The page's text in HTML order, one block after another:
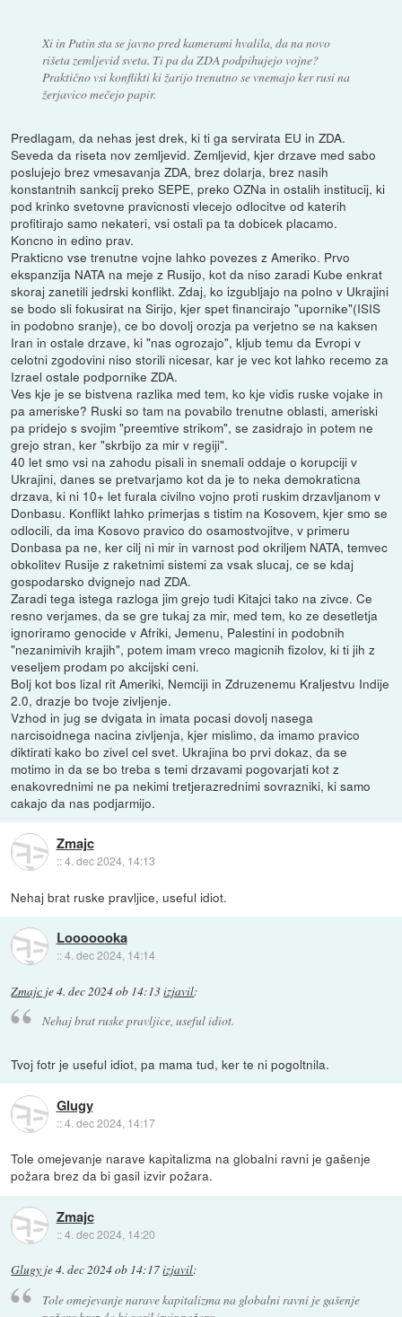
Xi in Putin sta se javno pred kamerami hvalila, da na novo
rišeta zemljevid sveta. Ti pa da ZDA podpihujejo vojne?
Praktično vsi konflikti ki žarijo trenutno se vnemajo ker rusi na
žerjavico mečejo papir.
Predlagam, da nehas jest drek, ki ti ga servirata EU in ZDA.
Seveda da riseta nov zemljevid. Zemljevid, kjer drzave med sabo
poslujejo brez vmesavanja ZDA, brez dolarja, brez nasih
konstantnih sankcij preko SEPE, preko OZNa in ostalih institucij, ki
pod krinko svetovne pravicnosti vlecejo odlocitve od katerih
profitirajo samo nekateri, vsi ostali pa ta dobicek placamo.
Koncno in edino prav.
Prakticno vse trenutne vojne lahko povezes z Ameriko. Prvo
ekspanzija NATA na meje z Rusijo, kot da niso zaradi Kube enkrat
skoraj zanetili jedrski konflikt. Zdaj, ko izgubljajo na polno v Ukrajini
se bodo sli fokusirat na Sirijo, kjer spet financirajo "upornike"(ISIS
in podobno sranje), ce bo dovolj orozja pa verjetno se na kaksen
Iran in ostale drzave, ki "nas ogrozajo", kljub temu da Evropi v
celotni zgodovini niso storili nicesar, kar je vec kot lahko recemo za
Izrael ostale podpornike ZDA.
Ves kje je se bistvena razlika med tem, ko kje vidis ruske vojake in
pa ameriske? Ruski so tam na povabilo trenutne oblasti, ameriski
pa pridejo s svojim "preemtive strikom", se zasidrajo in potem ne
grejo stran, ker "skrbijo za mir v regiji".
40 let smo vsi na zahodu pisali in snemali oddaje o korupciji v
Ukrajini, danes se pretvarjamo kot da je to neka demokraticna
drzava, ki ni 10+ let furala civilno vojno proti ruskim drzavljanom v
Donbasu. Konflikt lahko primerjas s tistim na Kosovem, kjer smo se
odlocili, da ima Kosovo pravico do osamostvojitve, v primeru
Donbasa pa ne, ker cilj ni mir in varnost pod okriljem NATA, temvec
obkolitev Rusije z raketnimi sistemi za vsak slucaj, ce se kdaj
gospodarsko dvignejo nad ZDA.
Zaradi tega istega razloga jim grejo tudi Kitajci tako na zivce. Ce
resno verjames, da se gre tukaj za mir, med tem, ko ze desetletja
ignoriramo genocide v Afriki, Jemenu, Palestini in podobnih
"nezanimivih krajih", potem imam vreco magicnih fizolov, ki ti jih z
veseljem prodam po akcijski ceni.
Bolj kot bos lizal rit Ameriki, Nemciji in Zdruzenemu Kraljestvu Indije
2.0, drazje bo tvoje zivljenje.
Vzhod in jug se dvigata in imata pocasi dovolj nasega
narcisoidnega nacina zivljenja, kjer mislimo, da imamo pravico
diktirati kako bo zivel cel svet. Ukrajina bo prvi dokaz, da se
motimo in da se bo treba s temi drzavami pogovarjati kot z
enakovrednimi ne pa nekimi tretjerazrednimi sovrazniki, ki samo
cakajo da nas podjarmijo.
Zmajc
::4. dec 2024, 14:13
Nehaj brat ruske pravljice, useful idiot.
Looooooka
::4. dec 2024, 14:14
Zmajc je4. dec 2024 ob 14:13izjavil:
Nehaj brat ruske pravljice, useful idiot.
Tvoj fotr je useful idiot, pa mama tud, ker te ni pogoltnila.
Glugy
::4. dec 2024, 14:17
Tole omejevanje narave kapitalizma na globalni ravni je gašenje
požara brez da bi gasil izvir požara.
Zmajc
::4. dec 2024, 14:20
Glugy je4. dec 2024 ob 14:17izjavil:
Tole omejevanje narave kapitalizma na globalni ravni je gašenje